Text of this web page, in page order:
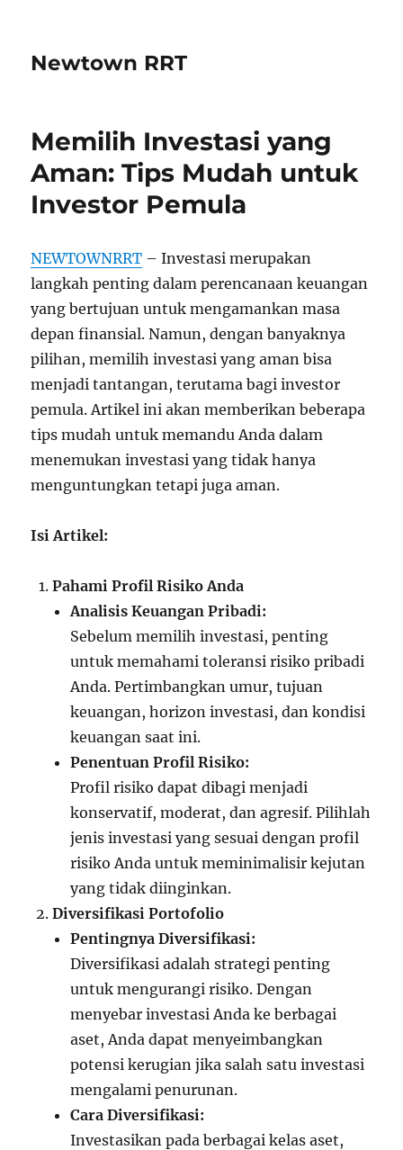
Newtown RRT
Memilih Investasi yang
Aman: Tips Mudah untuk
Investor Pemula
NEWTOWNRRT – Investasi merupakan
langkah penting dalam perencanaan keuangan
yang bertujuan untuk mengamankan masa
depan finansial. Namun, dengan banyaknya
pilihan, memilih investasi yang aman bisa
menjadi tantangan, terutama bagi investor
pemula. Artikel ini akan memberikan beberapa
tips mudah untuk memandu Anda dalam
menemukan investasi yang tidak hanya
menguntungkan tetapi juga aman.
Isi Artikel:
Pahami Profil Risiko Anda
Analisis Keuangan Pribadi:
Sebelum memilih investasi, penting
untuk memahami toleransi risiko pribadi
Anda. Pertimbangkan umur, tujuan
keuangan, horizon investasi, dan kondisi
keuangan saat ini.
Penentuan Profil Risiko:
Profil risiko dapat dibagi menjadi
konservatif, moderat, dan agresif. Pilihlah
jenis investasi yang sesuai dengan profil
risiko Anda untuk meminimalisir kejutan
yang tidak diinginkan.
Diversifikasi Portofolio
Pentingnya Diversifikasi:
Diversifikasi adalah strategi penting
untuk mengurangi risiko. Dengan
menyebar investasi Anda ke berbagai
aset, Anda dapat menyeimbangkan
potensi kerugian jika salah satu investasi
mengalami penurunan.
Cara Diversifikasi:
Investasikan pada berbagai kelas aset,